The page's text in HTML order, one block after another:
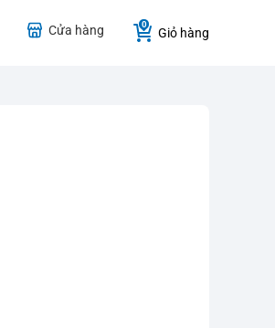
Cửa hàng Giỏ hàng